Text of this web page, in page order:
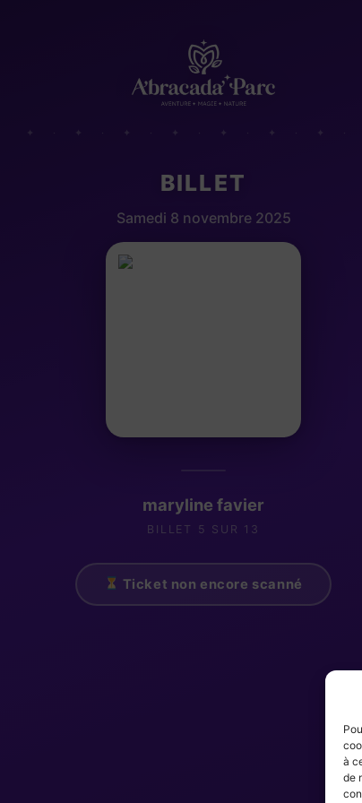
à
de
✦ · ✦ · ✦ · ✦ · ✦ · ✦ · ✦ ·
BILLET
Samedi 8 novembre 2025
maryline favier
BILLET 5 SUR 13
Ticket non encore scanné